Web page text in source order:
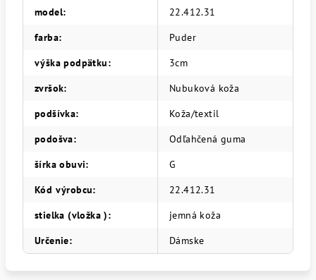
model:
22.412.31
farba:
Puder
výška podpätku:
3cm
zvršok:
Nubuková koža
podšívka:
Koža/textil
podošva:
Odľahčená guma
šírka obuvi:
G
Kód výrobcu:
22.412.31
stielka (vložka ):
jemná koža
Určenie: Dámske